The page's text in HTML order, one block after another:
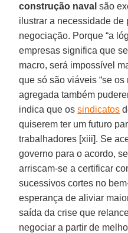
construção naval são
ilustrar a necessidade de
negociação. Porque “a
empresas significa que
macro, será impossível
que só são viáveis “se
agregada também
indica que ossindicatos
quiserem ter um futuro
trabalhadores [xiii]. Se
governo para o acordo,
arriscam-se a certificar
sucessivos cortes no
esperança de aliviar
saída da crise que
negociar a partir de